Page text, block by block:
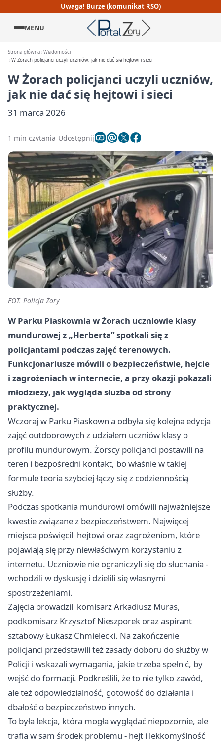
Uwaga! Burze (komunikat RSO)
MENU
Strona główna Wiadomości
W Żorach policjanci uczyli uczniów, jak nie dać się hejtowi i sieci
W Żorach policjanci uczyli uczniów,
jak nie dać się hejtowi i sieci
31 marca 2026
1 min czytania Udostępnij
FOT. Policja Żory
W Parku Piaskownia w Żorach uczniowie klasy
mundurowej z „Herberta” spotkali się z
policjantami podczas zajęć terenowych.
Funkcjonariusze mówili o bezpieczeństwie, hejcie
i zagrożeniach w internecie, a przy okazji pokazali
młodzieży, jak wygląda służba od strony
praktycznej.
Wczoraj w Parku Piaskownia odbyła się kolejna edycja
zajęć outdoorowych z udziałem uczniów klasy o
profilu mundurowym. Żorscy policjanci postawili na
teren i bezpośredni kontakt, bo właśnie w takiej
formule teoria szybciej łączy się z codziennością
służby.
Podczas spotkania mundurowi omówili najważniejsze
kwestie związane z bezpieczeństwem. Najwięcej
miejsca poświęcili hejtowi oraz zagrożeniom, które
pojawiają się przy niewłaściwym korzystaniu z
internetu. Uczniowie nie ograniczyli się do słuchania -
wchodzili w dyskusję i dzielili się własnymi
spostrzeżeniami.
Zajęcia prowadzili komisarz Arkadiusz Muras,
podkomisarz Krzysztof Nieszporek oraz aspirant
sztabowy Łukasz Chmielecki. Na zakończenie
policjanci przedstawili też zasady doboru do służby w
Policji i wskazali wymagania, jakie trzeba spełnić, by
wejść do formacji. Podkreślili, że to nie tylko zawód,
ale też odpowiedzialność, gotowość do działania i
dbałość o bezpieczeństwo innych.
To była lekcja, która mogła wyglądać niepozornie, ale
trafia w sam środek problemu - hejt i lekkomyślność